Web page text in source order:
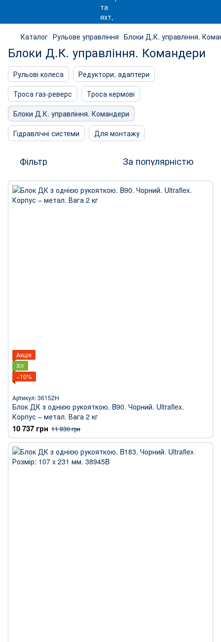
Каталог Рульове управління Блоки Д.К. управління.
Блоки Д.К. управління. Командери
Рульові колеса
Редуктори, адаптери
Троса газ-реверс
Троса кермові
Блоки Д.К. управління. Командери
Гідравлічні системи
Для монтажу
Фільтр За популярністю
Акція
Хіт
−10%
Артикул: 36152H
Блок ДК з однією рукояткою. B90. Чорний. Ultraflex.
Корпус – метал. Вага 2 кг
10 737 грн 11 930 грн